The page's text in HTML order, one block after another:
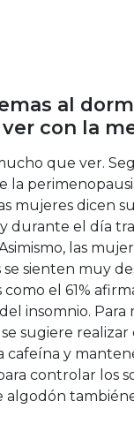
al
con la
que ver.
la
mujeres dicen
durante el día
las
se sienten muy
como el 61%
insomnio. Para
sugiere realizar
cafeína y
controlar los
algodón